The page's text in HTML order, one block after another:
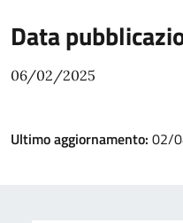
Data
06/02/2025
Ultimo aggiornamento: 02/